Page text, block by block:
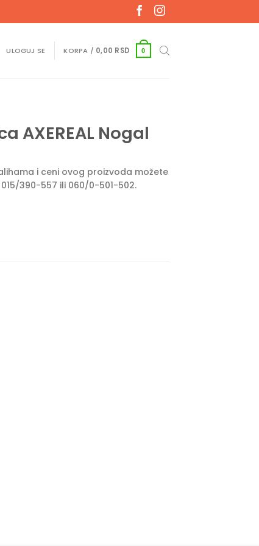
ULOGUJ SE KORPA / 0,00 RSD 0
AXEREAL Nogal
i ceni ovog proizvoda možete
390-557 ili 060/0-501-502.